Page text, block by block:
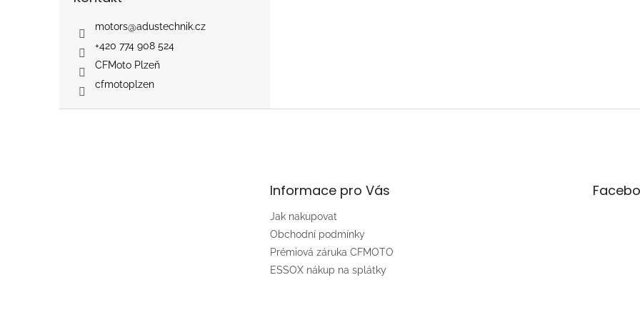
motors@adustechnik.cz
+420 774 908 524
CFMoto Plzeň
cfmotoplzen
Informace pro Vás
Jak nakupovat
Obchodní podmínky
Prémiová záruka CFMOTO
ESSOX nákup na splátky